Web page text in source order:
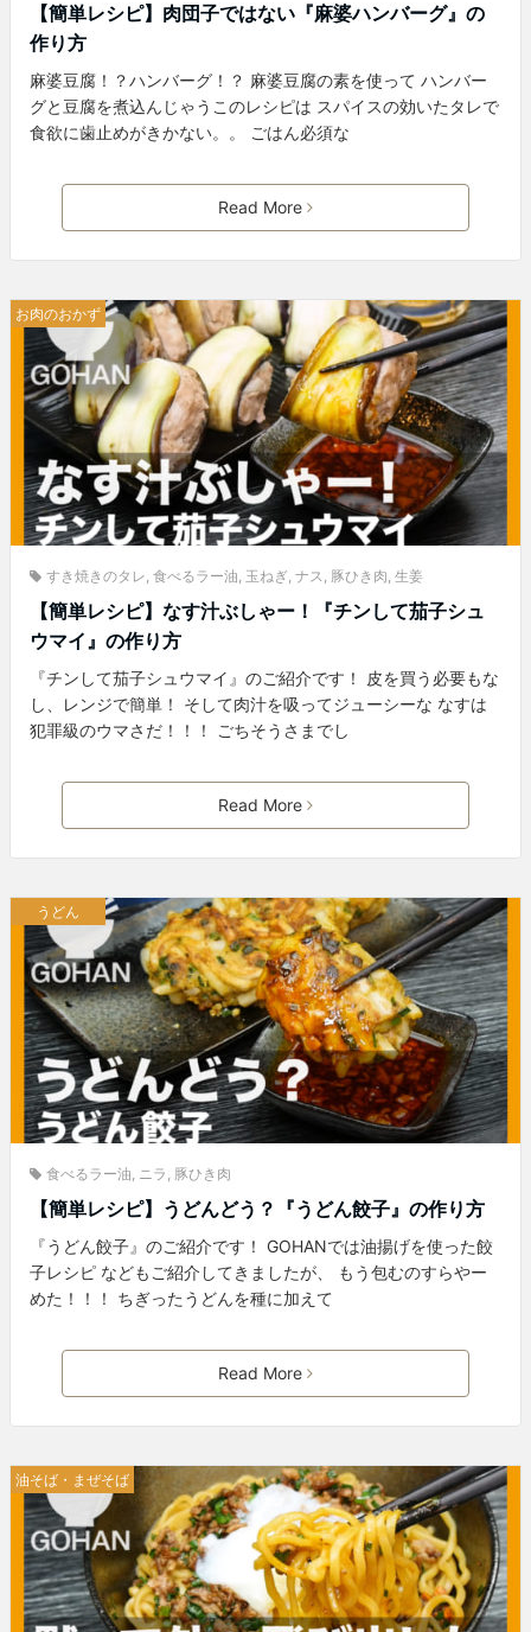
【簡単レシピ】肉団子ではない『麻婆ハンバーグ』の
作り方
麻婆豆腐！？ハンバーグ！？ 麻婆豆腐の素を使って ハンバー
グと豆腐を煮込んじゃうこのレシピは スパイスの効いたタレで
食欲に歯止めがきかない。。 ごはん必須な
Read More
お肉のおかず
すき焼きのタレ, 食べるラー油, 玉ねぎ, ナス, 豚ひき肉, 生姜
【簡単レシピ】なす汁ぶしゃー！『チンして茄子シュ
ウマイ』の作り方
『チンして茄子シュウマイ』のご紹介です！ 皮を買う必要もな
し、レンジで簡単！ そして肉汁を吸ってジューシーな なすは
犯罪級のウマさだ！！！ ごちそうさまでし
Read More
うどん
食べるラー油, ニラ , 豚ひき肉
【簡単レシピ】うどんどう？『うどん餃子』の作り方
『うどん餃子』のご紹介です！ GOHANでは油揚げを使った餃
子レシピ などもご紹介してきましたが、 もう包むのすらやー
めた！！！ ちぎったうどんを種に加えて
Read More
油そば・まぜそば